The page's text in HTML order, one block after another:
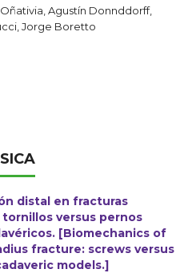
Agustín Donnddorff,
Jorge Boretto
distal en fracturas
versus pernos
[Biomechanics of
fracture: screws versus
models.]